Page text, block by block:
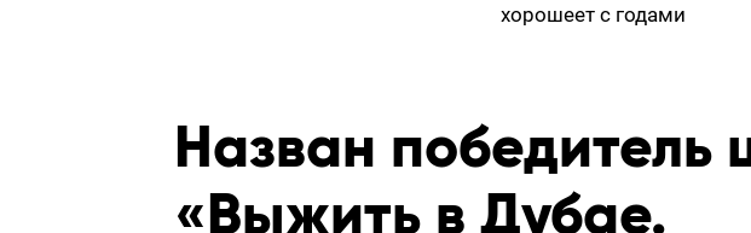
хорошеет с годами
Назван победитель
«Выжить в Дубае.